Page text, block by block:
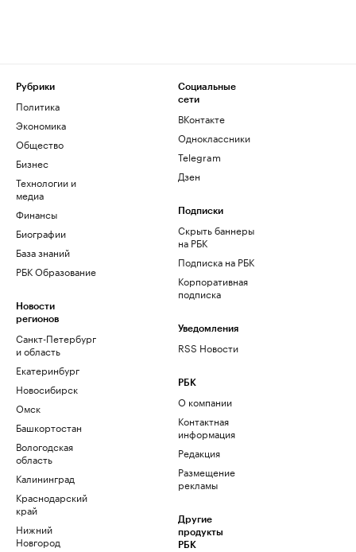
Рубрики
Политика
Экономика
Общество
Бизнес
Технологии и
медиа
Финансы
Биографии
База знаний
РБК Образование
Новости
регионов
Санкт-Петербург
и область
Екатеринбург
Новосибирск
Омск
Башкортостан
Вологодская
область
Калининград
Краснодарский
край
Нижний
Новгород
Социальные
сети
ВКонтакте
Одноклассники
Telegram
Дзен
Подписки
Скрыть баннеры
на РБК
Подписка на РБК
Корпоративная
подписка
Уведомления
RSS Новости
РБК
О компании
Контактная
информация
Редакция
Размещение
рекламы
Другие
продукты
РБК